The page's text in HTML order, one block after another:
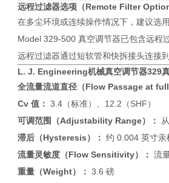
远程过滤器选项（Remote Filter Option
在多尘环境或连续操作情况下，建议选用
Model 329-500 真空调节器已包含远程
远程过滤器通过短软管和快拆接头连接
L. J. Engineering机械真空调节器329
全流量流道直径（Flow Passage at
Cv 值： 3.4（标准）、12.2（SHF）
可调范围（Adjustability Range）：
滞后（Hysteresis）： 约 0.004 英寸汞
流量灵敏度（Flow Sensitivity）： 流
重量（Weight）： 3.6 磅